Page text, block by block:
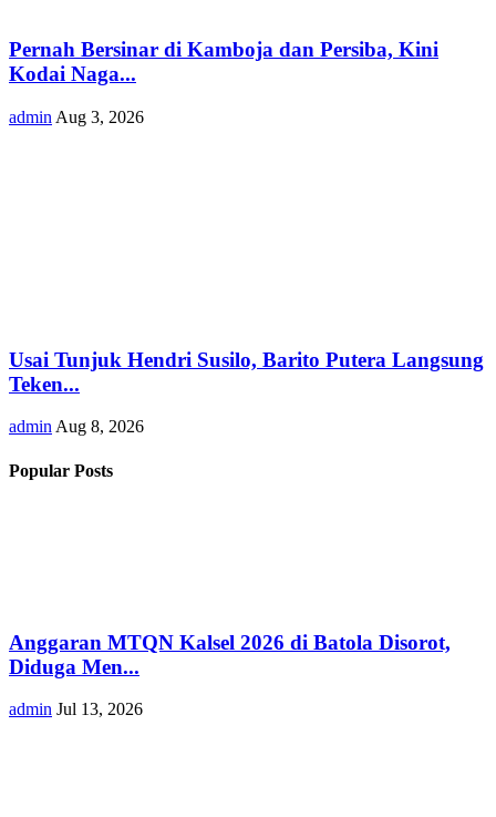
Pernah Bersinar di Kamboja dan Persiba, Kini
Kodai Naga...
admin Aug 3, 2026
Usai Tunjuk Hendri Susilo, Barito Putera Langsung
Teken...
adminAug 8, 2026
Popular Posts
Anggaran MTQN Kalsel 2026 di Batola Disorot,
Diduga Men...
admin Jul 13, 2026